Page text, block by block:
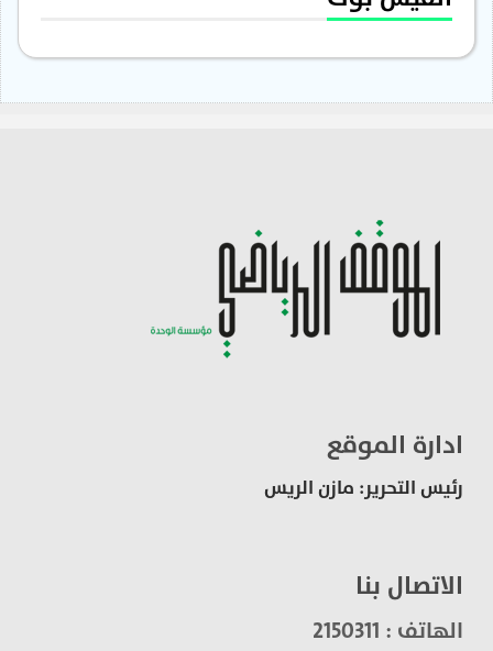
ادارة الموقع
رئيس التحرير: مازن الريس
الاتصال بنا
الهاتف : 2150311